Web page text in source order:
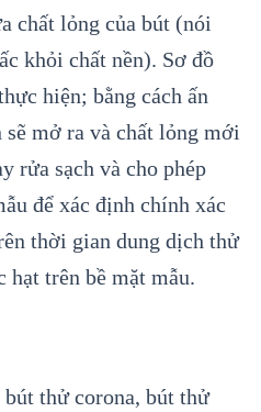
chất lỏng của bút (nói
khỏi chất nền). Sơ đồ
hiện; bằng cách ấn
mở ra và chất lỏng mới
rửa sạch và cho phép
để xác định chính xác
thời gian dung dịch thử
hạt trên bề mặt mẫu.
thử corona, bút thử